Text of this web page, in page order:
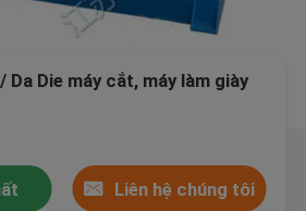
Da Die máy cắt, máy làm giày
Liên hệ chúng tôi